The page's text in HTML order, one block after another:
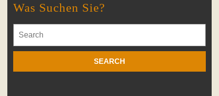
Was Suchen Sie?
for: